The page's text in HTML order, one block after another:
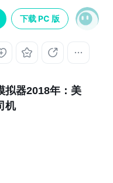
下载 PC 版
拟器2018年：美
机